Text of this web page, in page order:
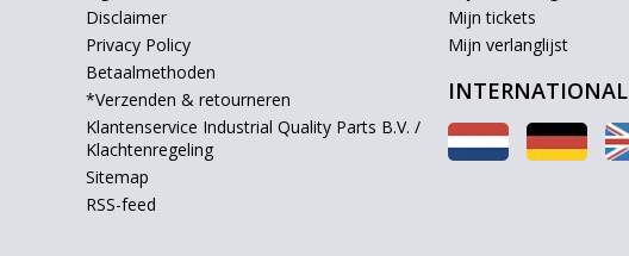
Disclaimer
Privacy Policy
Betaalmethoden
*Verzenden & retourneren
Klantenservice Industrial Quality Parts B.V. /
Klachtenregeling
Sitemap
RSS-feed
Mijn tickets
Mijn verlanglijst
INTERNATIONAL